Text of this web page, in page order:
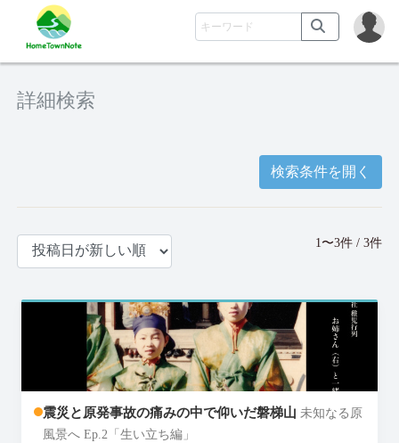
詳細検索
検索条件を開く
1〜3件 / 3件
震災と原発事故の痛みの中で仰いだ磐梯山 未知なる原
風景へ Ep.2「生い立ち編」